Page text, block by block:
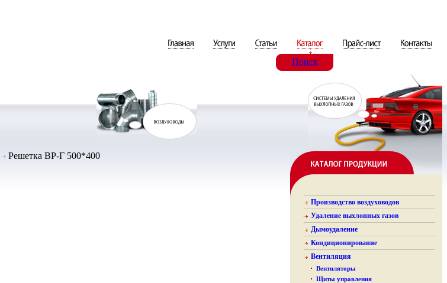
Поиск
Решетка ВР-Г 500*400
Производство воздуховодов
Удаление выхлопных газов
Дымоудаление
Кондиционирование
Вентиляция
Вентиляторы
Щиты управления